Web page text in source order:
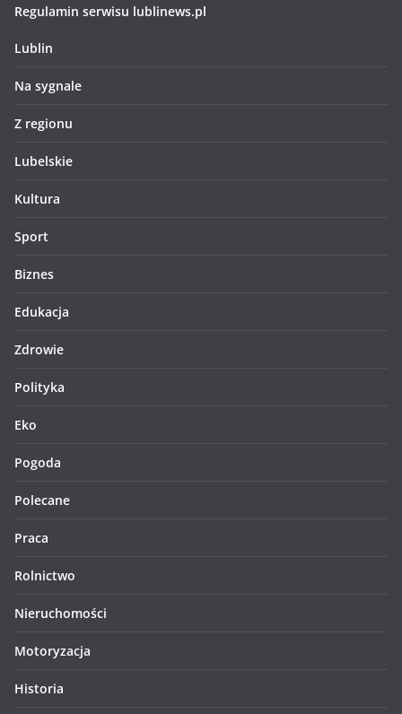
Regulamin serwisu lublinews.pl
Lublin
Na sygnale
Z regionu
Lubelskie
Kultura
Sport
Biznes
Edukacja
Zdrowie
Polityka
Eko
Pogoda
Polecane
Praca
Rolnictwo
Nieruchomości
Motoryzacja
Historia